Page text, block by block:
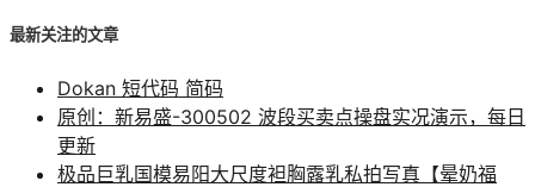
最新关注的文章
Dokan 短代码 简码
原创：新易盛-300502 波段买卖点操盘实况演示，每日
更新
极品巨乳国模易阳大尺度袒胸露乳私拍写真【晕奶福